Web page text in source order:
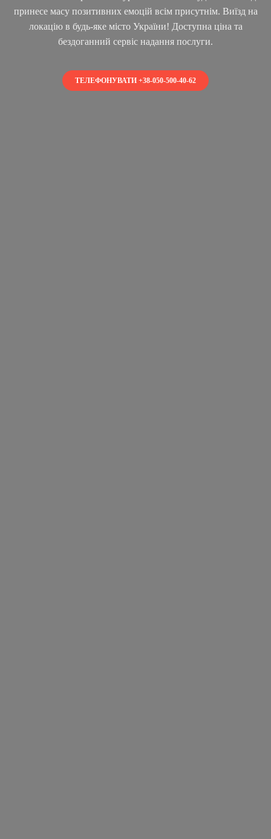
принесе масу позитивних емоцій всім присутнім. Виїзд на
локацію в будь-яке місто України! Доступна ціна та
бездоганний сервіс надання послуги.
ТЕЛЕФОНУВАТИ +38-050-500-40-62